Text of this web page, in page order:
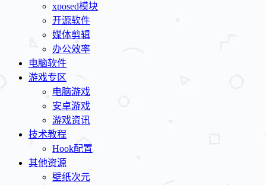
xposed模块
开源软件
媒体剪辑
办公效率
电脑软件
游戏专区
电脑游戏
安卓游戏
游戏资讯
技术教程
Hook配置
其他资源
壁纸次元